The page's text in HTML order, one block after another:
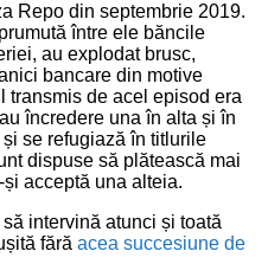
Repo din septembrie 2019.
între ele băncile
au explodat brusc,
bancare din motive
transmis de acel episod era
încredere una în alta și în
se refugiază în titlurile
dispuse să plătească mai
acceptă una alteia.
intervină atunci și toată
fără acea succesiune de